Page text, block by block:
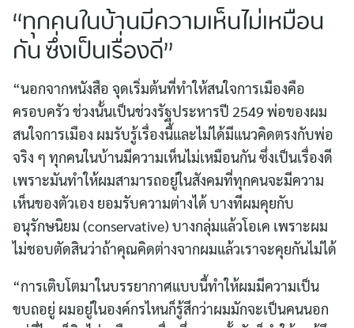
“ทุกคนในบ้านมีความเห็นไม่เหมือน
กัน ซึ่งเป็นเรื่องดี”
“นอกจากหนังสือ จุดเริ่มต้นที่ทำให้สนใจการเมืองคือ
ครอบครัว ช่วงนั้นเป็นช่วงรัฐประหารปี 2549 พ่อของผม
สนใจการเมือง ผมรับรู้เรื่องนี้และไม่ได้มีแนวคิดตรงกับพ่อ
จริง ๆ ทุกคนในบ้านมีความเห็นไม่เหมือนกัน ซึ่งเป็นเรื่องดี
เพราะมันทำให้ผมสามารถอยู่ในสังคมที่ทุกคนจะมีความ
เห็นของตัวเอง ยอมรับความต่างได้ บางทีผมคุยกับ
อนุรักษนิยม (conservative) บางกลุ่มแล้วโอเค เพราะผม
ไม่ชอบตัดสินว่าถ้าคุณคิดต่างจากผมแล้วเราจะคุยกันไม่ได้
“การเติบโตมาในบรรยากาศแบบนี้ทำให้ผมมีความเป็น
ขบถอยู่ ผมอยู่ในองค์กรไหนก็รู้สึกว่าผมมักจะเป็นคนนอก